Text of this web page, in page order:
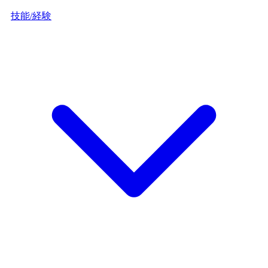
技能/経験